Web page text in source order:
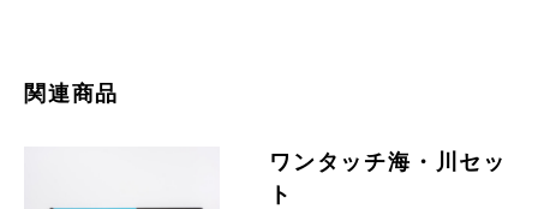
関連商品
ワンタッチ海・川セッ
ト